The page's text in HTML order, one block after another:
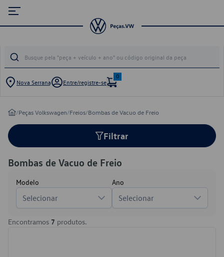
Nova Serrana Entre/registre-se
0
/Peças Volkswagen/Freios/Bombas de Vacuo de Freio
Filtrar
Bombas de Vacuo de Freio
Modelo
Selecionar
Ano
Selecionar
Encontramos 7 produtos.